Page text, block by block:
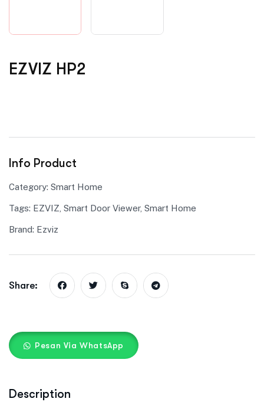
EZVIZ HP2
Info Product
Category: Smart Home
Tags: EZVIZ Smart Door Viewer, Smart Home
Brand: Ezviz
Share:
Pesan Via WhatsApp
Description